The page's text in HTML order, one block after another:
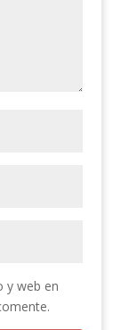
y web en